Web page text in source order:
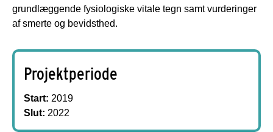
grundlæggende fysiologiske vitale tegn samt vurderinger
af smerte og bevidsthed.
Projektperiode
Start: 2019
Slut: 2022